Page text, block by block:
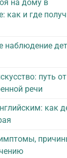
на дому в
как и где
наблюдение
путь от
речи
как